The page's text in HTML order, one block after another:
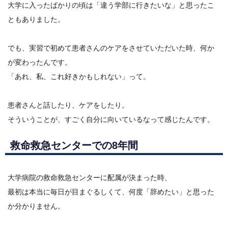
大学に入ったばかりの頃は「違う学部に行きたいな」と思ったこ
ともありました。
でも、実習で初めて患者さんのケアをさせていただいた時、何か
が変わったんです。
「あれ、私、これ好きかもしれない」って。
患者さんと話したり、ケアをしたり。
そういうことが、すごく自分に向いているなって感じたんです。
救命救急センターでの8年間
大学病院の救命救急センターに配属が決まった時、
最初は本当に毎日が目まぐるしくて、何度「辞めたい」と思った
か分かりません。